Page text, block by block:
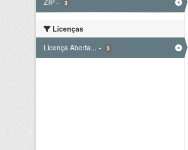
ZIP - 3
Licenças
Licença Aberta... - 3